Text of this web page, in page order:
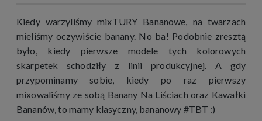
Kiedy warzyliśmy mixTURY Bananowe, na twarzach
mieliśmy oczywiście banany. No ba! Podobnie zresztą
było, kiedy pierwsze modele tych kolorowych
skarpetek schodziły z linii produkcyjnej. A gdy
przypominamy sobie, kiedy po raz pierwszy
mixowaliśmy ze sobą Banany Na Liściach oraz Kawałki
Bananów, to mamy klasyczny, bananowy #TBT :)